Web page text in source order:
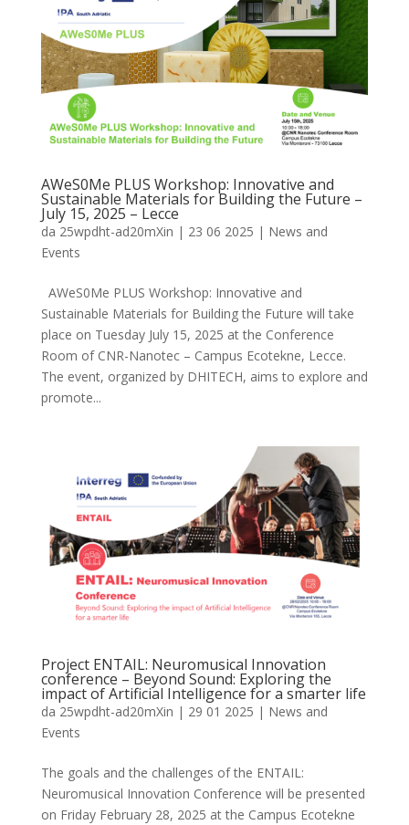
AWeS0Me PLUS Workshop: Innovative and
Sustainable Materials for Building the Future –
July 15, 2025 – Lecce
da 25wpdht-ad20mXin | 23 06 2025 | News and
Events
AWeS0Me PLUS Workshop: Innovative and
Sustainable Materials for Building the Future will take
place on Tuesday July 15, 2025 at the Conference
Room of CNR-Nanotec – Campus Ecotekne, Lecce.
The event, organized by DHITECH, aims to explore and
promote...
Project ENTAIL: Neuromusical Innovation
conference – Beyond Sound: Exploring the
impact of Artificial Intelligence for a smarter life
da 25wpdht-ad20mXin | 29 01 2025 | News and
Events
The goals and the challenges of the ENTAIL:
Neuromusical Innovation Conference will be presented
on Friday February 28, 2025 at the Campus Ecotekne